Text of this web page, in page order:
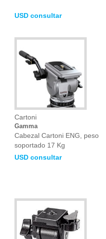
USD consultar
Cartoni
Gamma
Cabezal Cartoni ENG, peso
soportado 17 Kg
USD consultar